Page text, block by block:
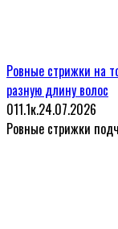
Ровные стрижки на
разную длину волос
011.1к.24.07.2026
Ровные стрижки